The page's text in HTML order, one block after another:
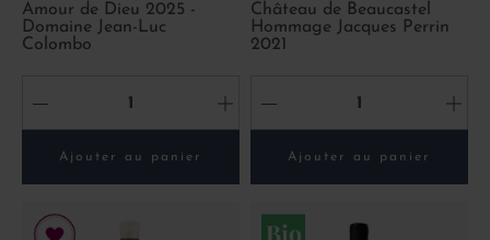
Amour de Dieu 2025 -
Domaine Jean-Luc
Colombo
- +
Ajouter au panier
Château de Beaucastel
Hommage Jacques Perrin
2021
- +
Ajouter au panier